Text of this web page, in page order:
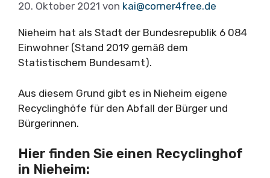
20. Oktober 2021 von kai@corner4free.de
Nieheim hat als Stadt der Bundesrepublik 6 084
Einwohner (Stand 2019 gemäß dem
Statistischem Bundesamt).
Aus diesem Grund gibt es in Nieheim eigene
Recyclinghöfe für den Abfall der Bürger und
Bürgerinnen.
Hier finden Sie einen Recyclinghof
in Nieheim: